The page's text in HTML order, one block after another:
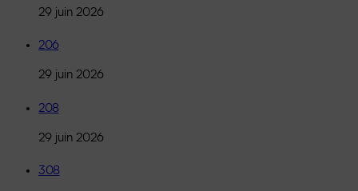
29 juin 2026
206
29 juin 2026
208
29 juin 2026
308